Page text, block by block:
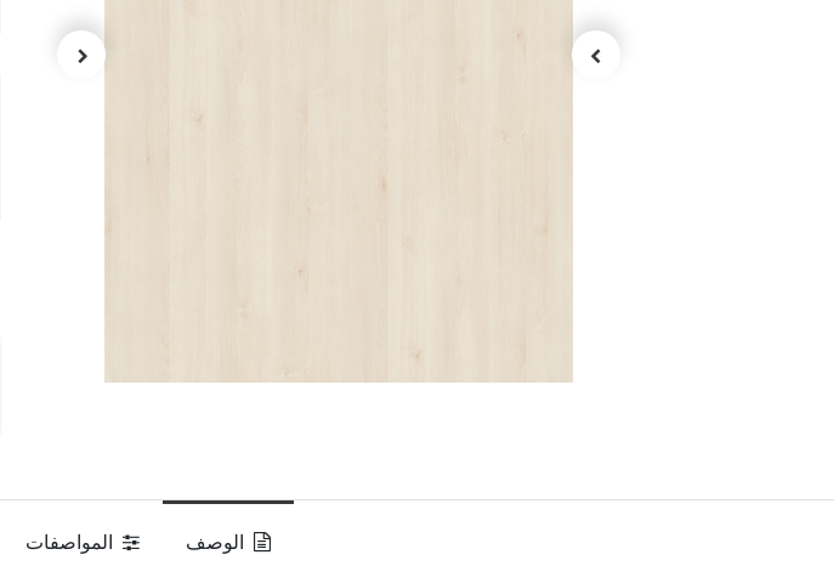
الوصف المواصفات